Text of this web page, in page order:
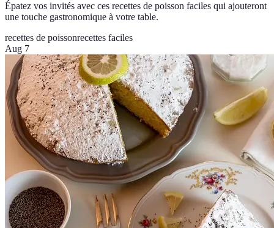
Épatez vos invités avec ces recettes de poisson faciles qui ajouteront
une touche gastronomique à votre table.
recettes de poissonrecettes faciles
Aug 7